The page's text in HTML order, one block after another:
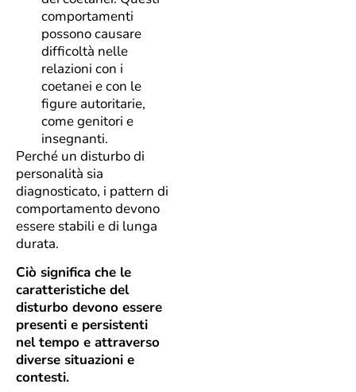
comportamenti
possono causare
difficoltà nelle
relazioni con i
coetanei e con le
figure autoritarie,
come genitori e
insegnanti.
Perché un disturbo di
personalità sia
diagnosticato, i pattern di
comportamento devono
essere stabili e di lunga
durata.
Ciò significa che le
caratteristiche del
disturbo devono essere
presenti e persistenti
nel tempo e attraverso
diverse situazioni e
contesti.